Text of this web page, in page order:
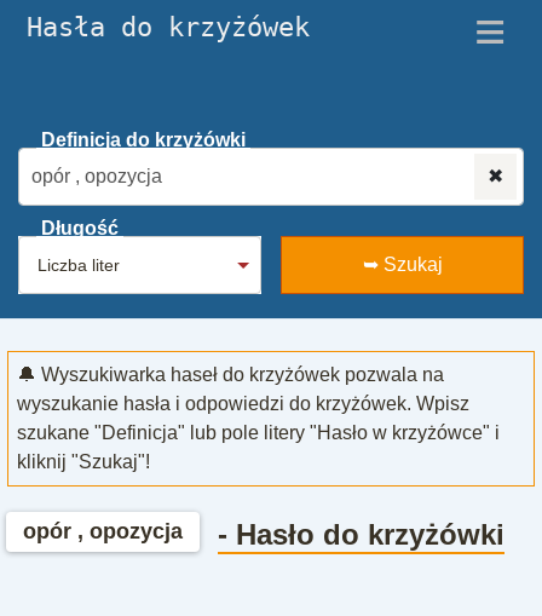
Hasła do krzyżówek ≡
Definicja do krzyżówki
✖
Długość
➥ Szukaj
🔔 Wyszukiwarka haseł do krzyżówek pozwala na
wyszukanie hasła i odpowiedzi do krzyżówek. Wpisz
szukane "Definicja" lub pole litery "Hasło w krzyżówce" i
kliknij "Szukaj"!
opór , opozycja - Hasło do krzyżówki